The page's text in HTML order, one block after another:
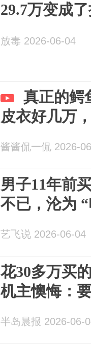
29.7万变成
放毒 2026-06-04
真正的鳄
皮衣好几万
酱酱侃一侃 2026-
男子11年前
不已，沦为
艺飞说 2026-06-04
花30多万买
机主懊悔：
半岛晨报 2026-06-